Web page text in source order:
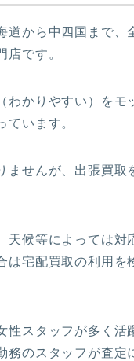
道から中四国まで、
店です。
わかりやすい）をモ
ています。
ませんが、出張買取
天候等によっては対
は宅配買取の利用を
性スタッフが多く活
務のスタッフが査定